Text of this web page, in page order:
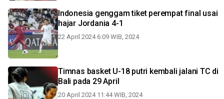
Indonesia genggam tiket perempat final usai
hajar Jordania 4-1
22 April 2024 6:09 WIB, 2024
Timnas basket U-18 putri kembali jalani TC di
Bali pada 29 April
20 April 2024 11:44 WIB, 2024